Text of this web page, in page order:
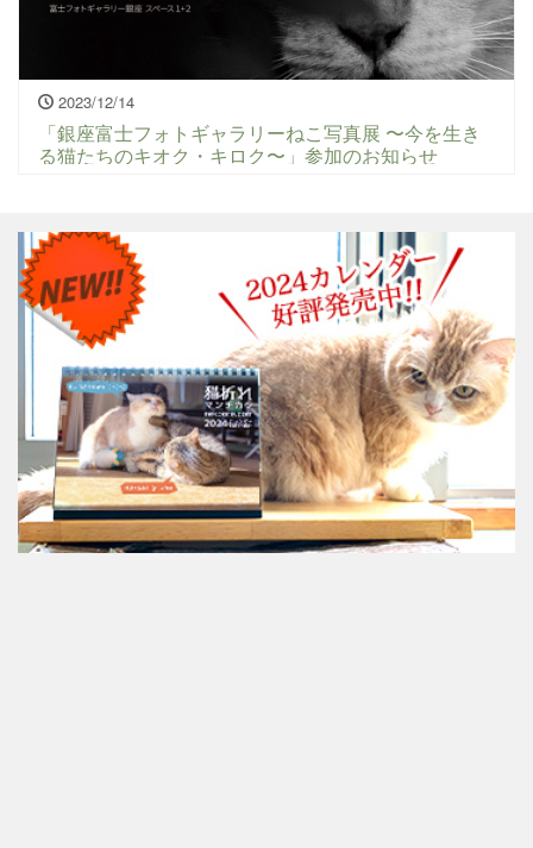
2023/12/14
「銀座富士フォトギャラリーねこ写真展 〜今を生き
る猫たちのキオク・キロク〜」参加のお知らせ